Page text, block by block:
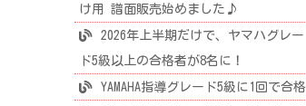
け用 譜面販売始めました♪
2026年上半期だけで、ヤマハグレー
ド5級以上の合格者が8名に！
YAMAHA指導グレード5級に1回で合格